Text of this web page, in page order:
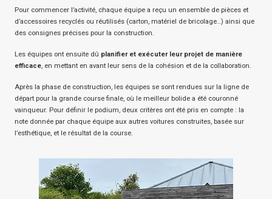
Pour commencer l’activité, chaque équipe a reçu un ensemble de pièces et
d’accessoires recyclés ou réutilisés (carton, matériel de bricolage…) ainsi que
des consignes précises pour la construction.
Les équipes ont ensuite dû planifier et exécuter leur projet de manière
efficace, en mettant en avant leur sens de la cohésion et de la collaboration.
Après la phase de construction, les équipes se sont rendues sur la ligne de
départ pour la grande course finale, où le meilleur bolide a été couronné
vainqueur. Pour définir le podium, deux critères ont été pris en compte : la
note donnée par chaque équipe aux autres voitures construites, basée sur
l’esthétique, et le résultat de la course.